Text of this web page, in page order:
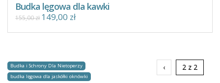
Budka lęgowa dla kawki
155,00 zł 149,00 zł
‹ 2 z 2
Budka i Schrony Dla Nietoperzy
budka lęgowa dla jaskółki oknówki